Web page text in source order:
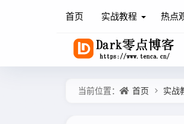
首页 实战教程 热点
当前位置： 首页 实战